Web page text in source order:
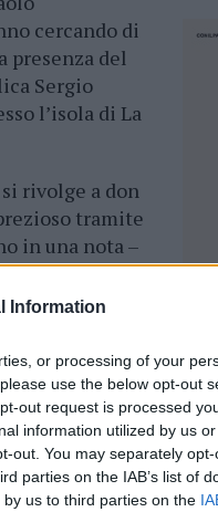
Information
or processing of your
use the below opt-out
out request is processed
information utilized by us
out. You may separately
parties on the IAB’s list of
us to third parties on the
cercando di
presenza del
Sergio
l’isola di La
rivolge a don
tramite
in una nota –
da madri.
regionale
da oltre un
iniziative